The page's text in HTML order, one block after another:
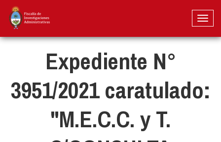
Pasar
contenido
Expediente N°
3951/2021 caratulado:
"M.E.C.C. y T.